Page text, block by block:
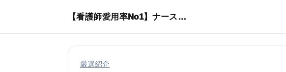
【看護師愛用率No1】ナースリーで人気の商品はコレ
厳選紹介